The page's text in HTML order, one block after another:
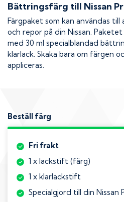
Bättringsfärg till Nissan
Färgpaket som kan användas
och repor på din Nissan.
med 30 ml specialblandad
klarlack. Skaka bara om färgen
appliceras.
Beställ färg
Fri frakt
1 x lackstift (färg)
1 x klarlackstift
Specialgjord till din Nissan